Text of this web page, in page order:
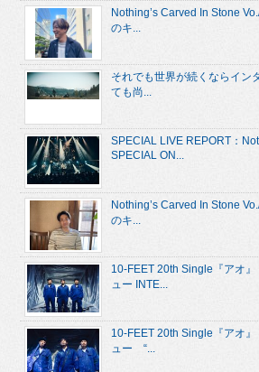
Nothing’s Carved In Stone
のキ...
それでも世界が続くならイン
ても尚...
SPECIAL LIVE REPORT：
SPECIAL ON...
Nothing’s Carved In Stone
のキ...
10-FEET 20th Single『アオ
ュー INTE...
10-FEET 20th Single『アオ』
ュー “...